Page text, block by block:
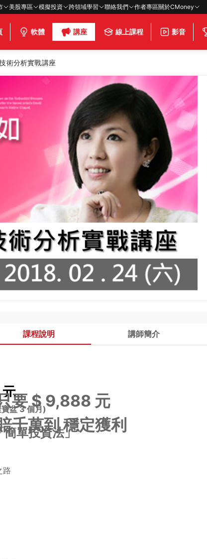
美股專區 模擬投資 跨領域學習 聯絡我們 作者專區關於CMoney
軟體 講座 線上課程 影音
術分析實戰講座
課程說明 講師簡介
要 $ 9,888 元
盆 3 個月)
千萬到 穩定獲利
簡單投資法」
路